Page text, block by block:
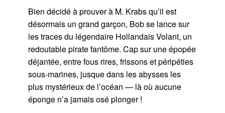
Bien décidé à prouver à M. Krabs qu’il est
désormais un grand garçon, Bob se lance sur
les traces du légendaire Hollandais Volant, un
redoutable pirate fantôme. Cap sur une épopée
déjantée, entre fous rires, frissons et péripéties
sous-marines, jusque dans les abysses les
plus mystérieux de l’océan — là où aucune
éponge n’a jamais osé plonger !